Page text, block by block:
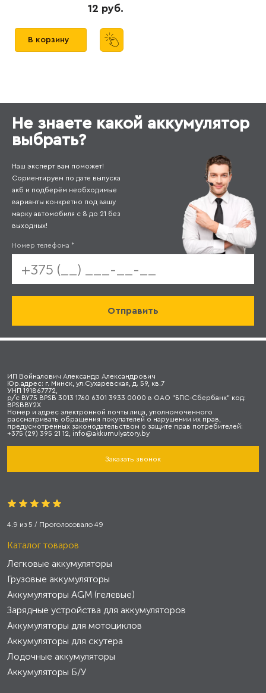
12 руб.
В корзину
Не знаете какой аккумулятор
выбрать?
Наш эксперт вам поможет!
Сориентируем по дате выпуска
акб и подберём необходимые
варианты конкретно под вашу
марку автомобиля с 8 до 21 без
выходных!
Номер телефона *
ИП Войналович Александр Александрович
Юр.адрес: г. Минск, ул.Сухаревская, д. 59, кв.7
УНП 191867772,
р/с BY75 BPSB 3013 1760 6301 3933 0000 в ОАО "БПС-Сбербанк" код:
BPSBBY2X
Номер и адрес электронной почты лица, уполномоченного
рассматривать обращения покупателей о нарушении их прав,
предусмотренных законодательством о защите прав потребителей:
+375 (29) 395 21 12, info@akkumulyatory.by
Заказать звонок
4.9 из 5 / Проголосовало 49
Каталог товаров
Легковые аккумуляторы
Грузовые аккумуляторы
Аккумуляторы AGM (гелевые)
Зарядные устройства для аккумуляторов
Аккумуляторы для мотоциклов
Аккумуляторы для скутера
Лодочные аккумуляторы
Аккумуляторы Б/У